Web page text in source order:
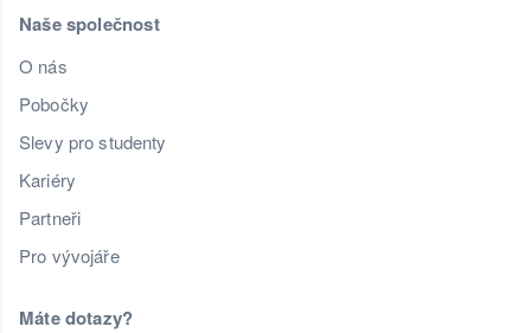
Naše společnost
O nás
Pobočky
Slevy pro studenty
Kariéry
Partneři
Pro vývojáře
Máte dotazy?